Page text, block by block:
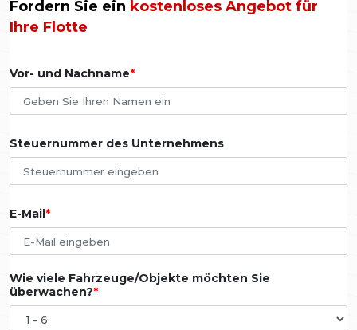
Fordern Sie ein kostenloses Angebot für
Ihre Flotte
Vor- und Nachname
Steuernummer des Unternehmens
E-Mail
Wie viele Fahrzeuge/Objekte möchten Sie
überwachen?